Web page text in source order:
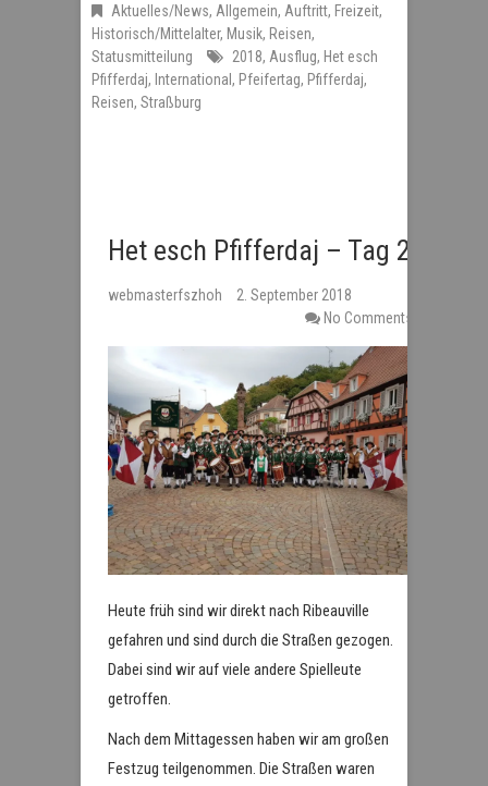
Aktuelles/News, Allgemein, Auftritt, Freizeit,
Historisch/Mittelalter, Musik, Reisen,
Statusmitteilung
2018, Ausflug, Het esch
Pfifferdaj, International, Pfeifertag, Pfifferdaj,
Reisen, Straßburg
Het esch Pfifferdaj – Tag 2
webmasterfszhoh
2. September 2018
No Comments
Heute früh sind wir direkt nach Ribeauville
gefahren und sind durch die Straßen gezogen.
Dabei sind wir auf viele andere Spielleute
getroffen.
Nach dem Mittagessen haben wir am großen
Festzug teilgenommen. Die Straßen waren